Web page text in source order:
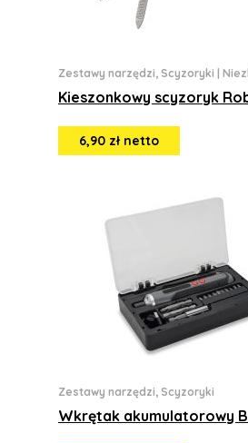
Zestawy narzędzi, Scyzoryki
Kieszonkowy scyzoryk
6,90 zł netto
Zestawy narzędzi, Scyzoryki
Wkrętak akumulatorowy